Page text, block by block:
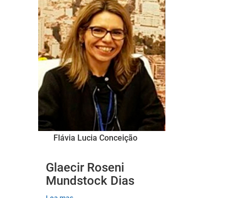
Flávia Lucia Conceição
Glaecir Roseni
Mundstock Dias